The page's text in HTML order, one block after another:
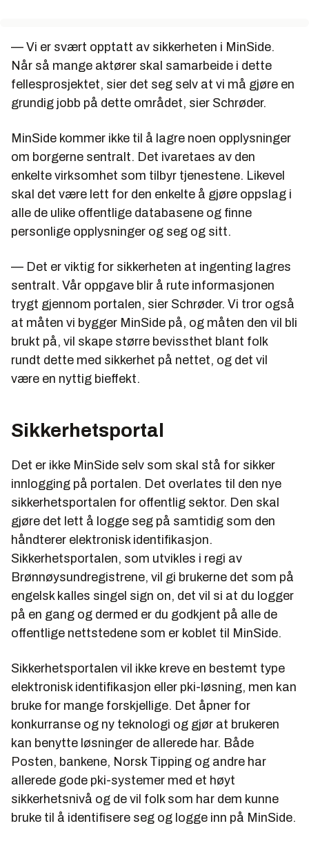
— Vi er svært opptatt av sikkerheten i MinSide.
Når så mange aktører skal samarbeide i dette
fellesprosjektet, sier det seg selv at vi må gjøre en
grundig jobb på dette området, sier Schrøder.
MinSide kommer ikke til å lagre noen opplysninger
om borgerne sentralt. Det ivaretaes av den
enkelte virksomhet som tilbyr tjenestene. Likevel
skal det være lett for den enkelte å gjøre oppslag i
alle de ulike offentlige databasene og finne
personlige opplysninger og seg og sitt.
— Det er viktig for sikkerheten at ingenting lagres
sentralt. Vår oppgave blir å rute informasjonen
trygt gjennom portalen, sier Schrøder. Vi tror også
at måten vi bygger MinSide på, og måten den vil bli
brukt på, vil skape større bevissthet blant folk
rundt dette med sikkerhet på nettet, og det vil
være en nyttig bieffekt.
Sikkerhetsportal
Det er ikke MinSide selv som skal stå for sikker
innlogging på portalen. Det overlates til den nye
sikkerhetsportalen for offentlig sektor. Den skal
gjøre det lett å logge seg på samtidig som den
håndterer elektronisk identifikasjon.
Sikkerhetsportalen, som utvikles i regi av
Brønnøysundregistrene, vil gi brukerne det som på
engelsk kalles singel sign on, det vil si at du logger
på en gang og dermed er du godkjent på alle de
offentlige nettstedene som er koblet til MinSide.
Sikkerhetsportalen vil ikke kreve en bestemt type
elektronisk identifikasjon eller pki-løsning, men kan
bruke for mange forskjellige. Det åpner for
konkurranse og ny teknologi og gjør at brukeren
kan benytte løsninger de allerede har. Både
Posten, bankene, Norsk Tipping og andre har
allerede gode pki-systemer med et høyt
sikkerhetsnivå og de vil folk som har dem kunne
bruke til å identifisere seg og logge inn på MinSide.